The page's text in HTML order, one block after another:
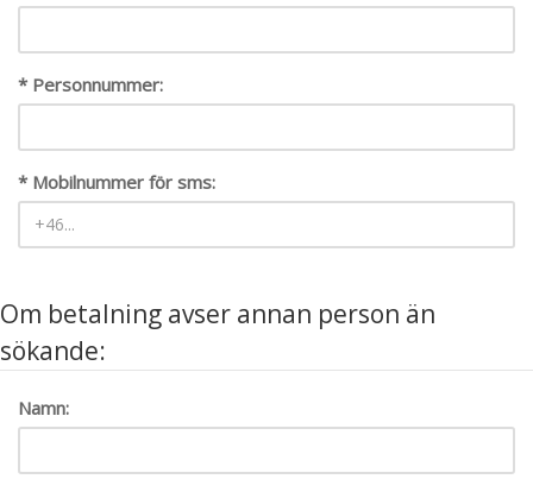
* Personnummer:
* Mobilnummer för sms:
Om betalning avser annan person än
sökande:
Namn: